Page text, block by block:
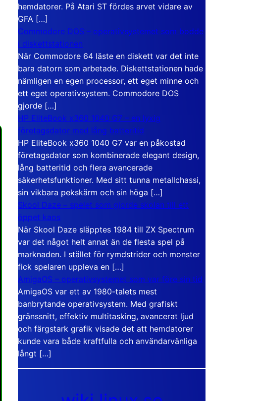
hemdatorer. På Atari ST fördes arvet vidare av
GFA […]
Commodore DOS – operativsystemet som bodde
i diskettstationen
När Commodore 64 läste en diskett var det inte
bara datorn som arbetade. Diskettstationen hade
nämligen en egen processor, ett eget minne och
ett eget operativsystem. Commodore DOS
gjorde […]
HP EliteBook x360 1040 G7 – en lyxig
företagsdator med lång batteritid
HP EliteBook x360 1040 G7 var en påkostad
företagsdator som kombinerade elegant design,
lång batteritid och flera avancerade
säkerhetsfunktioner. Med sitt tunna metallchassi,
sin vikbara pekskärm och sin höga […]
Skool Daze – spelet som gjorde skolan till ett
öppet kaos
När Skool Daze släpptes 1984 till ZX Spectrum
var det något helt annat än de flesta spel på
marknaden. I stället för rymdstrider och monster
fick spelaren uppleva en […]
AmigaOS – operativsystemet som var före sin tid
AmigaOS var ett av 1980-talets mest
banbrytande operativsystem. Med grafiskt
gränssnitt, effektiv multitasking, avancerat ljud
och färgstark grafik visade det att hemdatorer
kunde vara både kraftfulla och användarvänliga
långt […]